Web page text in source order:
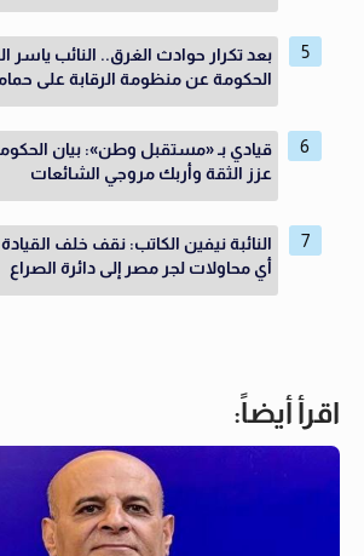
بعد تكرار حوادث الغرق.. النائب
الحكومة عن منظومة الرقابة على
قيادي بـ «مستقبل وطن»: بيان
عزز الثقة وأربك مروجي الشائعات
النائبة نيفين الكاتب: نقف خلف
أي محاولات لجر مصر إلى دائرة الصراع
اقرأ أيضاً: